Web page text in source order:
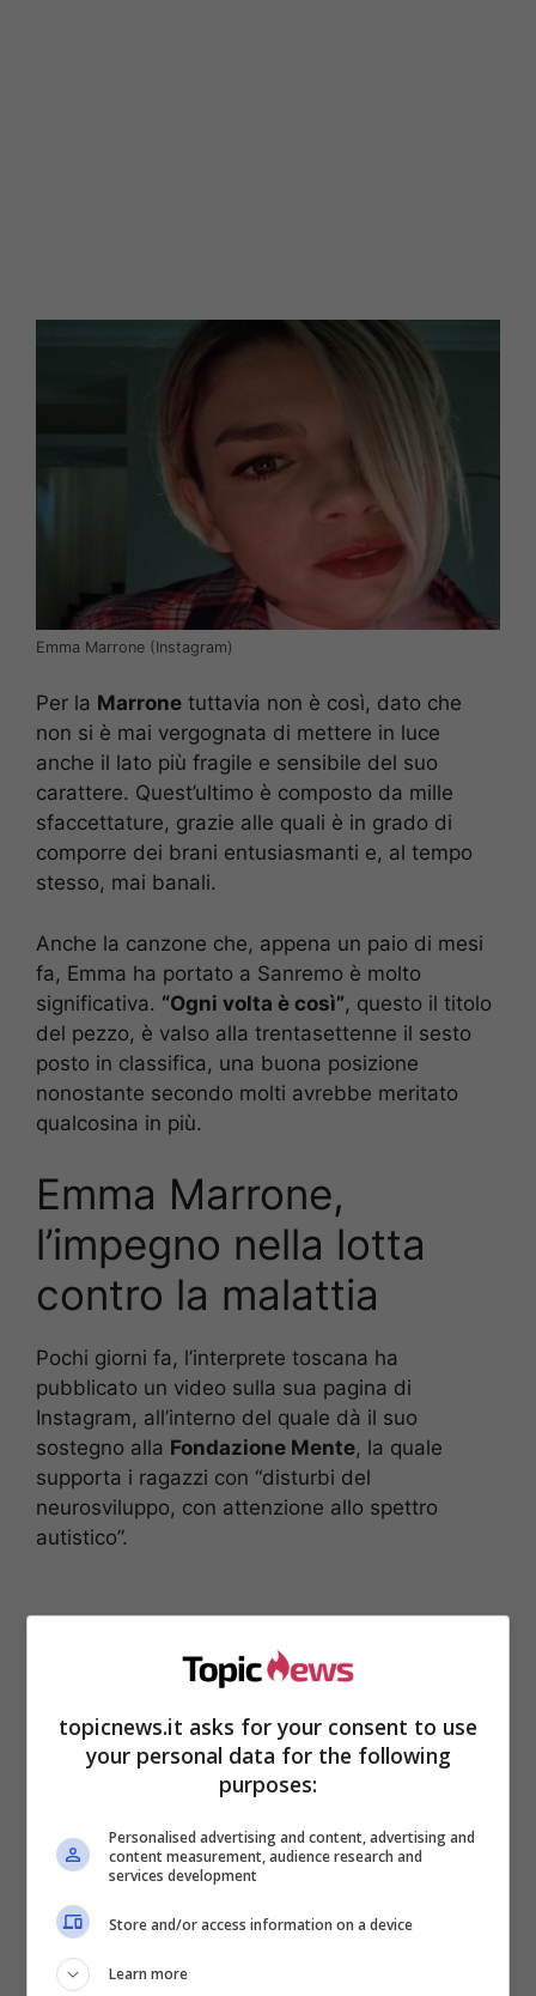
Emma Marrone (Instagram)
Per la Marrone tuttavia non è così, dato che
non si è mai vergognata di mettere in luce
anche il lato più fragile e sensibile del suo
carattere. Quest’ultimo è composto da mille
sfaccettature, grazie alle quali è in grado di
comporre dei brani entusiasmanti e, al tempo
stesso, mai banali.
Anche la canzone che, appena un paio di mesi
fa, Emma ha portato a Sanremo è molto
significativa. “Ogni volta è così”, questo il titolo
del pezzo, è valso alla trentasettenne il sesto
posto in classifica, una buona posizione
nonostante secondo molti avrebbe meritato
qualcosina in più.
Emma Marrone,
l’impegno nella lotta
contro la malattia
Pochi giorni fa, l’interprete toscana ha
pubblicato un video sulla sua pagina di
Instagram, all’interno del quale dà il suo
sostegno alla Fondazione Mente, la quale
supporta i ragazzi con “disturbi del
neurosviluppo, con attenzione allo spettro
autistico”.
La Marrone per farlo ha raccontato la storia di
un bambino che si chiama Leone e che lei ha
avuto il piacere di conoscerlo:
topicnews.it asks for your consent to use
your personal data for the following
purposes:
Personalised advertising and content, advertising and
content measurement, audience research and
services development
Store and/or access information on a device
Learn more